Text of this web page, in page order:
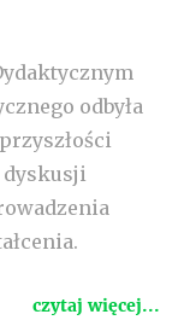
odbyła
dyskusji
czytaj więcej...